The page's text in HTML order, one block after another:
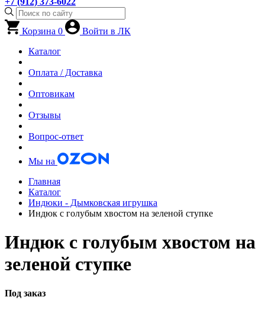
Корзина 0
Войти в ЛК
Каталог
Оплата / Доставка
Оптовикам
Отзывы
Вопрос-ответ
Мы на
Главная
Каталог
Индюки - Дымковская игрушка
Индюк с голубым хвостом на зеленой ступке
Индюк с голубым хвостом на
зеленой ступке
Под заказ